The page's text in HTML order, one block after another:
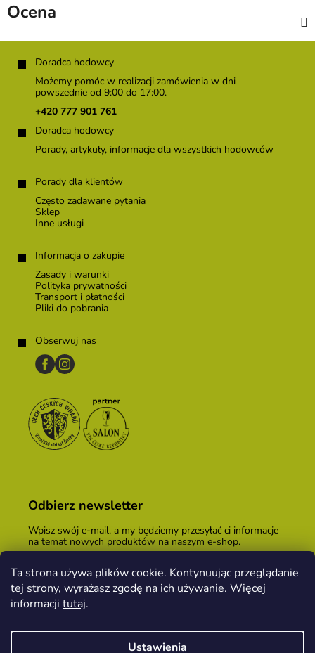
Ta strona używa plików cookie. Kontynuując przeglądanie
tej strony, wyrażasz zgodę na ich używanie. Więcej
informacji tutaj.
Ustawienia
Ocena
Doradca hodowcy
Możemy pomóc w realizacji zamówienia w dni
powszednie od 9:00 do 17:00.
+420 777 901 761
Doradca hodowcy
Porady, artykuły, informacje dla wszystkich hodowców
Porady dla klientów
Często zadawane pytania
Sklep
Inne usługi
Informacja o zakupie
Zasady i warunki
Polityka prywatności
Transport i płatności
Pliki do pobrania
Obserwuj nas
Odbierz newsletter
Wpisz swój e-mail, a my będziemy przesyłać ci informacje
na temat nowych produktów na naszym e-shop.
Podając adres e-mail, zgadzasz się zwarunkami
handlowymi
ZALOGUJ SIĘ